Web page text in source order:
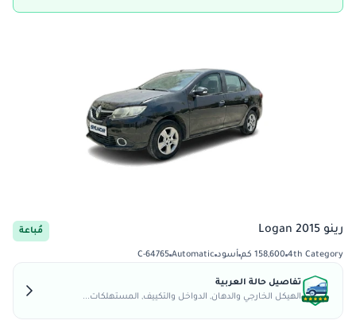
رينو Logan 2015 مُباعة
4th Category 158,600 كم أسود Automatic
C-64765
تفاصيل حالة العربية
الهيكل الخارجي والدهان, الدواخل والتكييف, المستهلكات...